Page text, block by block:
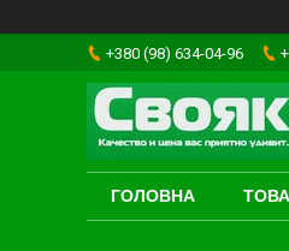
+380 (98) 634-04-96
ГОЛОВНА